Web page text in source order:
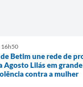
16h50
Betim une rede de
Agosto Lilás em
contra a mulher